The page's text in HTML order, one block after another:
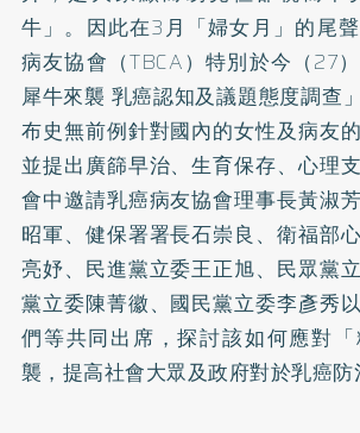
牛」。因此在3月「婦女月」的尾
病友協會（TBCA）特別於今（27
犀牛來襲 乳癌認知及議題態度調查
布史無前例針對國內的女性及病友
並提出廣篩早治、生育保存、心理
會中邀請乳癌病友協會理事長黃淑
昭軍、健保署署長石崇良、衛福部
亮妤、民進黨立委王正旭、民眾黨
黨立委陳菁徽、國民黨立委李彥秀
們等共同出席，探討該如何應對
襲，提高社會大眾及政府對於乳癌防